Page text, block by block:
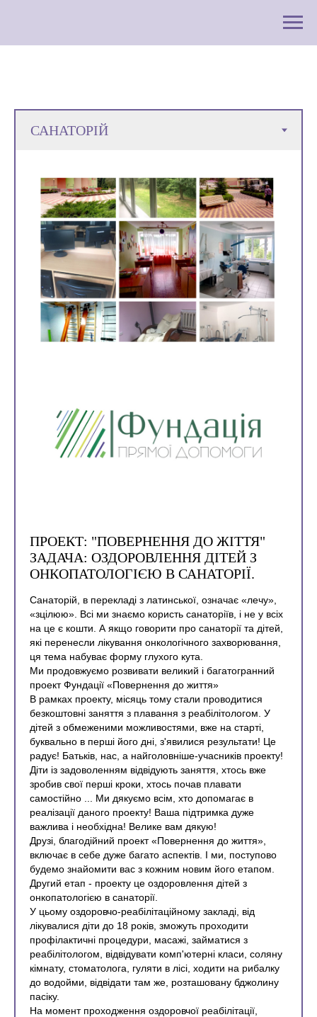
ПРОЕКТ: "ПОВЕРНЕННЯ ДО ЖІТТЯ"
ЗАДАЧА: ОЗДОРОВЛЕННЯ ДІТЕЙ З
ОНКОПАТОЛОГІЄЮ В САНАТОРІЇ.
Санаторій, в перекладі з латинської, означає «лечу»,
«зцілюю». Всі ми знаємо користь санаторіїв, і не у всіх
на це є кошти. А якщо говорити про санаторії та дітей,
які перенесли лікування онкологічного захворювання,
ця тема набуває форму глухого кута.
Ми продовжуємо розвивати великий і багатогранний
проект Фундації «Повернення до життя»
В рамках проекту, місяць тому стали проводитися
безкоштовні заняття з плавання з реабілітологом. У
дітей з обмеженими можливостями, вже на старті,
буквально в перші його дні, з'явилися результати! Це
радує! Батьків, нас, а найголовніше-учасників проекту!
Діти із задоволенням відвідують заняття, хтось вже
зробив свої перші кроки, хтось почав плавати
самостійно ... Ми дякуємо всім, хто допомагає в
реалізації даного проекту! Ваша підтримка дуже
важлива і необхідна! Велике вам дякую!
Друзі, благодійний проект «Повернення до життя»,
включає в себе дуже багато аспектів. І ми, поступово
будемо знайомити вас з кожним новим його етапом.
Другий етап - проекту це оздоровлення дітей з
онкопатологією в санаторії.
У цьому оздоровчо-реабілітаційному закладі, від
лікувалися діти до 18 років, зможуть проходити
профілактичні процедури, масажі, займатися з
реабілітологом, відвідувати комп'ютерні класи, соляну
кімнату, стоматолога, гуляти в лісі, ходити на рибалку
до водойми, відвідати там же, розташовану бджолину
пасіку.
На момент проходження оздоровчої реабілітації,